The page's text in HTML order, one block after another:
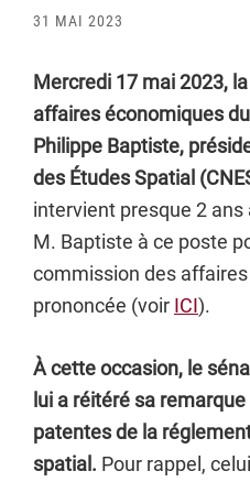
31 MAI 2023
Mercredi 17 mai 2023,
affaires économiques
Philippe Baptiste,
des Études Spatial
intervient presque 2
M. Baptiste à ce poste
commission des
prononcée (voir ICI).
À cette occasion, le
lui a réitéré sa
patentes de la
spatial. Pour rappel,